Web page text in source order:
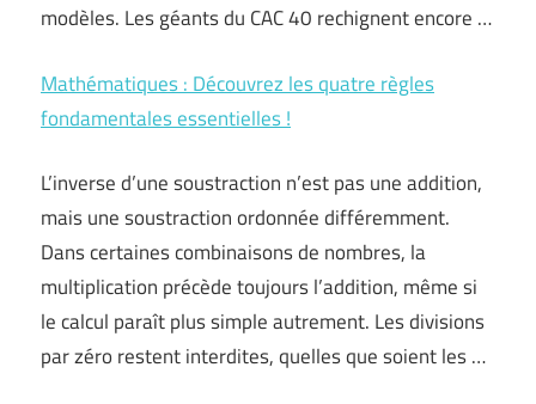
modèles. Les géants du CAC 40 rechignent encore …
Mathématiques : Découvrez les quatre règles
fondamentales essentielles !
L’inverse d’une soustraction n’est pas une addition,
mais une soustraction ordonnée différemment.
Dans certaines combinaisons de nombres, la
multiplication précède toujours l’addition, même si
le calcul paraît plus simple autrement. Les divisions
par zéro restent interdites, quelles que soient les …